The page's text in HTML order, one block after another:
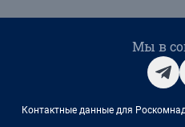
Мы в
Контактные данные для